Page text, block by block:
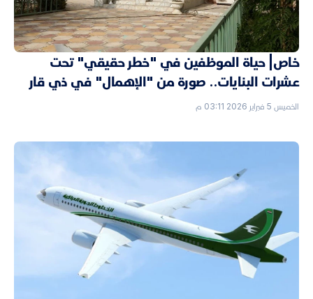
خاص| حياة الموظفين في "خطر حقيقي" تحت
عشرات البنايات.. صورة من "الإهمال" في ذي قار
الخميس 5 فبراير 2026 03:11 م